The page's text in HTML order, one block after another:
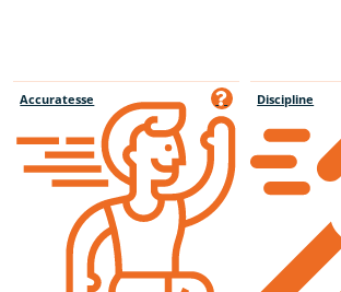
Accuratesse Discipline